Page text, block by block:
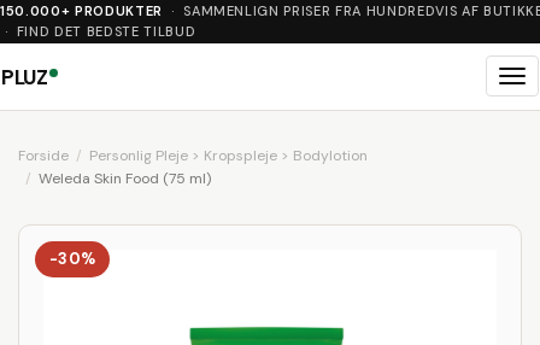
150.000+ PRODUKTER
· SAMMENLIGN PRISER FRA HUNDREDVIS AF
· FIND DET BEDSTE TILBUD
PLUZ
Forside
Personlig Pleje > Kropspleje > Bodylotion
Weleda Skin Food (75 ml)
-30%